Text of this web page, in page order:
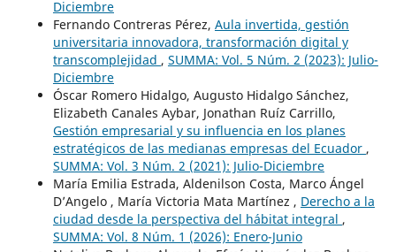
Diciembre
Fernando Contreras Pérez, Aula invertida, gestión
universitaria innovadora, transformación digital y
transcomplejidad , SUMMA: Vol. 5 Núm. 2 (2023): Julio-
Diciembre
Óscar Romero Hidalgo, Augusto Hidalgo Sánchez,
Elizabeth Canales Aybar, Jonathan Ruíz Carrillo,
Gestión empresarial y su influencia en los planes
estratégicos de las medianas empresas del Ecuador ,
SUMMA: Vol. 3 Núm. 2 (2021): Julio-Diciembre
María Emilia Estrada, Aldenilson Costa, Marco Ángel
D’Angelo , María Victoria Mata Martínez , Derecho a la
ciudad desde la perspectiva del hábitat integral ,
SUMMA: Vol. 8 Núm. 1 (2026): Enero-Junio